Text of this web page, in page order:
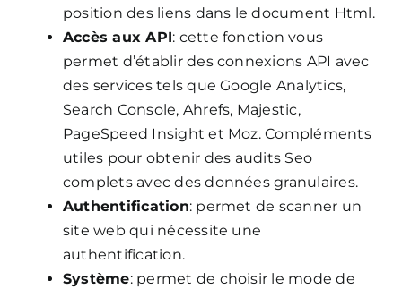
position des liens dans le document Html.
Accès aux API: cette fonction vous
permet d’établir des connexions API avec
des services tels que Google Analytics,
Search Console, Ahrefs, Majestic,
PageSpeed Insight et Moz. Compléments
utiles pour obtenir des audits Seo
complets avec des données granulaires.
Authentification: permet de scanner un
site web qui nécessite une
authentification.
Système: permet de choisir le mode de